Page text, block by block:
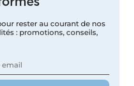
rester au courant de nos
: promotions, conseils,